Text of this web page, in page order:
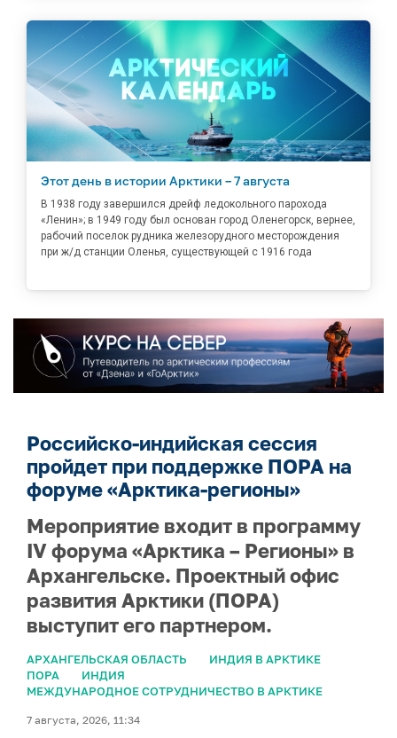
Этот день в истории Арктики – 7 августа
В 1938 году завершился дрейф ледокольного парохода
«Ленин»; в 1949 году был основан город Оленегорск, вернее,
рабочий поселок рудника железорудного месторождения
при ж/д станции Оленья, существующей с 1916 года
Российско-индийская сессия
пройдет при поддержке ПОРА на
форуме «Арктика-регионы»
Мероприятие входит в программу
IV форума «Арктика – Регионы» в
Архангельске. Проектный офис
развития Арктики (ПОРА)
выступит его партнером.
АРХАНГЕЛЬСКАЯ ОБЛАСТЬ
ИНДИЯ В АРКТИКЕ
ПОРА
ИНДИЯ
МЕЖДУНАРОДНОЕ СОТРУДНИЧЕСТВО В АРКТИКЕ
7 августа, 2026, 11:34